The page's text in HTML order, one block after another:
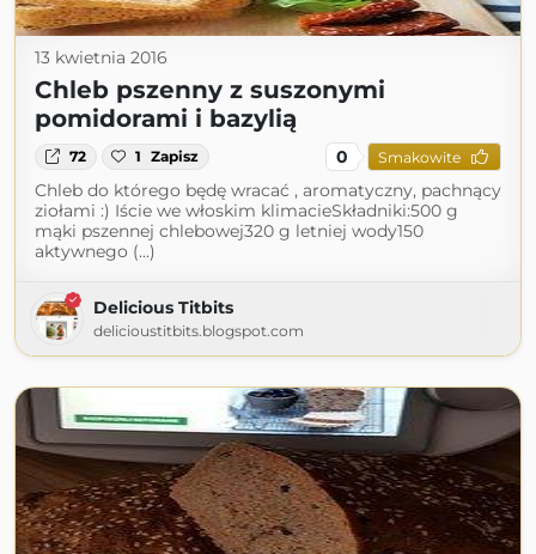
13 kwietnia 2016
Chleb pszenny z suszonymi
pomidorami i bazylią
72 1 Zapisz 0 Smakowite
Chleb do którego będę wracać , aromatyczny, pachnący
ziołami :) Iście we włoskim klimacieSkładniki:500 g
mąki pszennej chlebowej320 g letniej wody150
aktywnego (...)
Delicious Titbits
delicioustitbits.blogspot.com